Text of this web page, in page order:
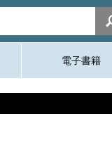
電子書籍